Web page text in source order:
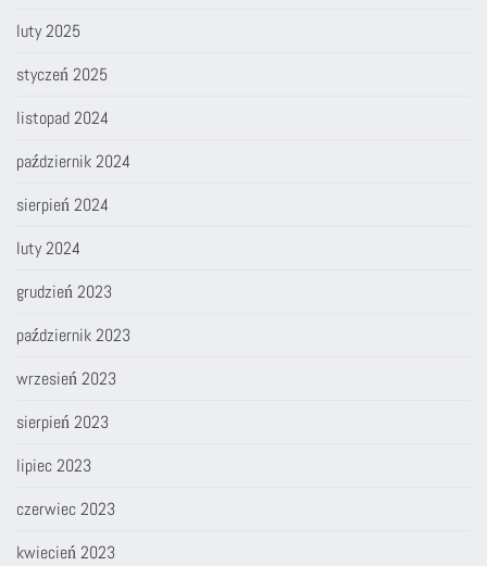
luty 2025
styczeń 2025
listopad 2024
październik 2024
sierpień 2024
luty 2024
grudzień 2023
październik 2023
wrzesień 2023
sierpień 2023
lipiec 2023
czerwiec 2023
kwiecień 2023